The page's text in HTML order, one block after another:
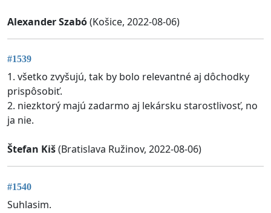
Alexander Szabó(Košice, 2022-08-06)
#1539
1. všetko zvyšujú, tak by bolo relevantné aj dôchodky
prispôsobiť.
2. niezktorý majú zadarmo aj lekársku starostlivosť, no
ja nie.
Štefan Kiš(Bratislava Ružinov, 2022-08-06)
#1540
Suhlasim.